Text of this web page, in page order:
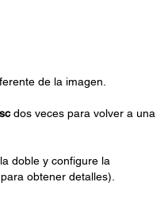
de la imagen.
dos veces para volver a una
doble y configure la
obtener detalles).